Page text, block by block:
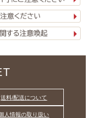
送料/配送について
人情報の取り扱い